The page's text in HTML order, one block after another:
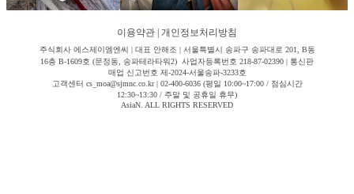
이용약관 개인정보처리방침
주식회사 에스제이엠엔씨 | 대표 안해조 | 서울특별시 송파구 송파대로 201, B동
16층 B-1609호 (문정동, 송파테라타워2) 사업자등록번호 218-87-02390 | 통신판
매업 신고번호 제-2024-서울송파-3233호
고객센터 cs_moa@sjmnc.co.kr | 02-400-6036 (평일 10:00~17:00 / 점심시간
12:30~13:30 / 주말 및 공휴일 휴무)
AsiaN. ALL RIGHTS RESERVED